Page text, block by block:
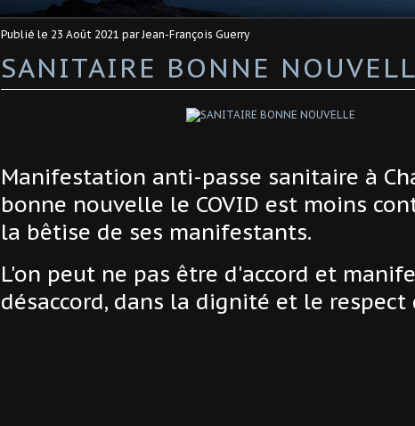
Publié le 23 Août 2021 par Jean-François Guerry
SANITAIRE BONNE
Manifestation anti-passe sanitaire à
bonne nouvelle le COVID est moins
la bêtise de ses manifestants.
L'on peut ne pas être d'accord et
désaccord, dans la dignité et le respect